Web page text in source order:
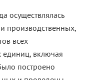
осуществлялась
производственных,
всех
единиц, включая
построено